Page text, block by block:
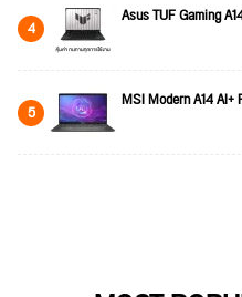
4 Asus TUF Gaming
5 MSI Modern A14